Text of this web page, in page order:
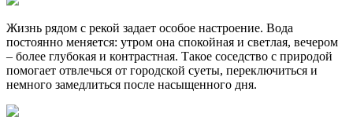
Жизнь рядом с рекой задает особое настроение. Вода
постоянно меняется: утром она спокойная и светлая, вечером
– более глубокая и контрастная. Такое соседство с природой
помогает отвлечься от городской суеты, переключиться и
немного замедлиться после насыщенного дня.